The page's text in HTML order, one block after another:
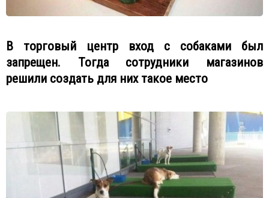
В торговый центр вход с собаками был
запрещен. Тогда сотрудники магазинов
решили создать для них такое место